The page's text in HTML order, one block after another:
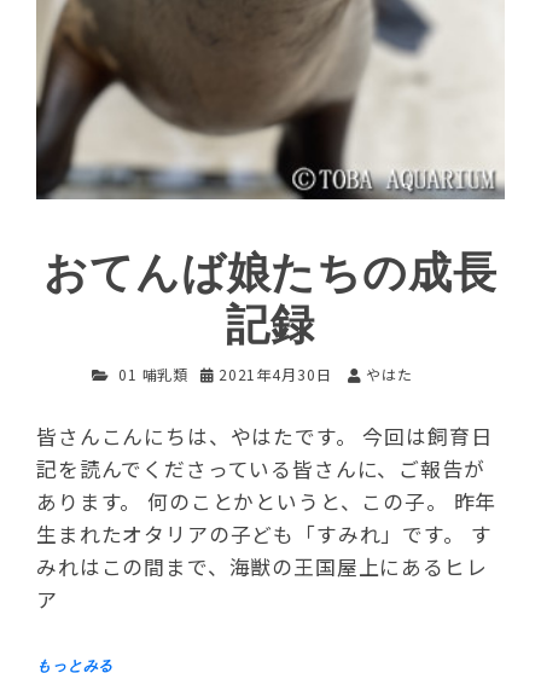
おてんば娘たちの成長
記録
01 哺乳類 2021年4月30日 やはた
皆さんこんにちは、やはたです。 今回は飼育日
記を読んでくださっている皆さんに、ご報告が
あります。 何のことかというと、この子。 昨年
生まれたオタリアの子ども「すみれ」です。 す
みれはこの間まで、海獣の王国屋上にあるヒレ
ア